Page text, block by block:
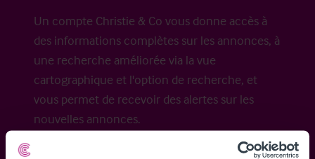
Un compte Christie & Co vous donne accès à
des informations complètes sur les annonces, à
une recherche améliorée via la vue
cartographique et l'option de recherche, et
vous permet de recevoir des alertes sur les
nouvelles annonces.